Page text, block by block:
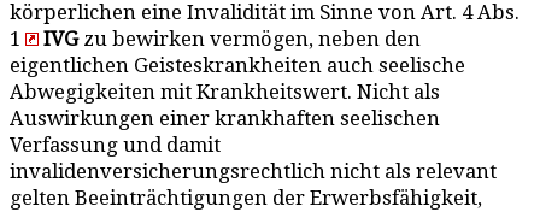
körperlichen eine Invalidität im Sinne von Art. 4 Abs.
1
IVGzu bewirken vermögen, neben den
eigentlichen Geisteskrankheiten auch seelische
Abwegigkeiten mit Krankheitswert. Nicht als
Auswirkungen einer krankhaften seelischen
Verfassung und damit
invalidenversicherungsrechtlich nicht als relevant
gelten Beeinträchtigungen der Erwerbsfähigkeit,